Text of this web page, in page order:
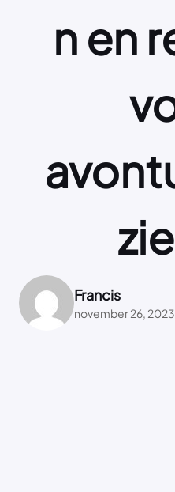
n en
Francis
november 26, 2023